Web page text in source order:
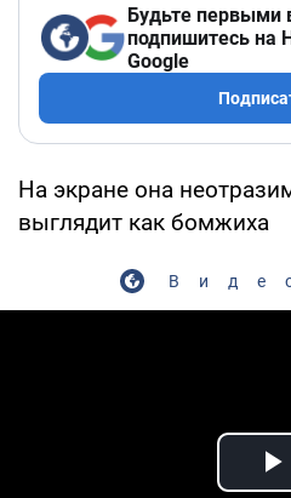
Будьте первыми
подпишитесь на
Google
На экране она
выглядит как бомжиха